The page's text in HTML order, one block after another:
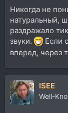
Никогда не
натуральный,
раздражало
звуки.
Если
вперед, через
ISEE
Well-